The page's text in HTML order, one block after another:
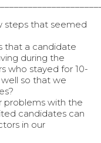
steps that seemed
that a candidate
during the
who stayed for 10-
so that we
problems with the
candidates can
in our